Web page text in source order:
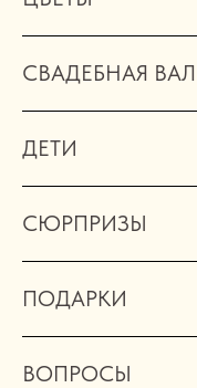
СВАДЕБНАЯ
ДЕТИ
СЮРПРИЗЫ
ПОДАРКИ
ВОПРОСЫ